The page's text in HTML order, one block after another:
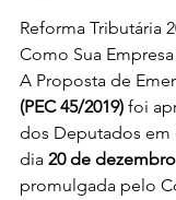
Reforma Tributária
Como Sua
A Proposta de
(PEC 45/2019) foi
dos Deputados em
dia 20 de
promulgada pelo